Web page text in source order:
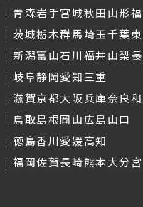
青森岩手宮城秋田山形
茨城栃木群馬埼玉千葉
新潟富山石川福井山梨
岐阜静岡愛知三重
滋賀京都大阪兵庫奈良
鳥取島根岡山広島山口
徳島香川愛媛高知
福岡佐賀長崎熊本大分